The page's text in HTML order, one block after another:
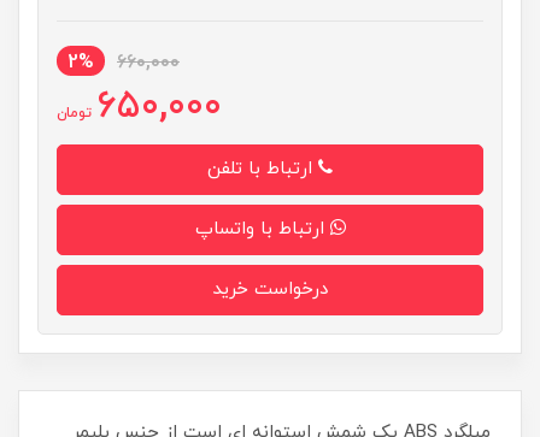
660,000
2%
650,000 تومان
ارتباط با تلفن
ارتباط با واتساپ
درخواست خرید